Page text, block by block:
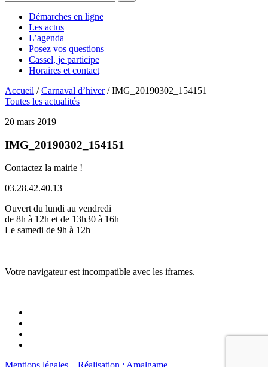
Démarches en ligne
Les actus
L’agenda
Posez vos questions
Cassel, je participe
Horaires et contact
Accueil /Carnaval d’hiver/IMG_20190302_154151
Toutes les actualités
20 mars 2019
IMG_20190302_154151
Contactez la mairie !
03.28.42.40.13
Ouvert du lundi au vendredi
de 8h à 12h et de 13h30 à 16h
Le samedi de 9h à 12h
Votre navigateur est incompatible avec les iframes.